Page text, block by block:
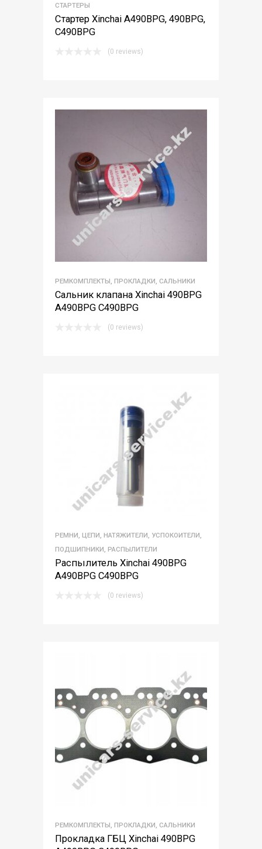
СТАРТЕРЫ
Стартер Xinchai A490BPG, 490BPG,
С490BPG
(0 reviews)
РЕМКОМПЛЕКТЫ, ПРОКЛАДКИ, САЛЬНИКИ
Сальник клапана Xinchai 490BPG
A490BPG C490BPG
(0 reviews)
РЕМНИ, ЦЕПИ, НАТЯЖИТЕЛИ, УСПОКОИТЕЛИ,
ПОДШИПНИКИ, РАСПЫЛИТЕЛИ
Распылитель Xinchai 490BPG
A490BPG C490BPG
(0 reviews)
РЕМКОМПЛЕКТЫ, ПРОКЛАДКИ, САЛЬНИКИ
Прокладка ГБЦ Xinchai 490BPG